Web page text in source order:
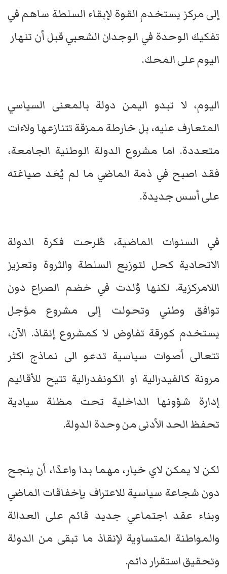
إلى مركز يستخدم القوة لإبقاء السلطة ساهم في
تفكيك الوحدة في الوجدان الشعبي قبل أن تنهار
اليوم على المحك.
اليوم، لا تبدو اليمن دولة بالمعنى السياسي
المتعارف عليه، بل خارطة ممزقة تتنازعها ولاءات
متعددة. اما مشروع الدولة الوطنية الجامعة،
فقد اصبح في ذمة الماضي ما لم يُعَد صياغته
على أسس جديدة.
في السنوات الماضية، طُرحت فكرة الدولة
الاتحادية كحل لتوزيع السلطة والثروة وتعزيز
اللامركزية. لكنها وُلدت في خضم الصراع دون
توافق وطني وتحولت إلى مشروع مؤجل
يستخدم كورقة تفاوض لا كمشروع إنقاذ. الآن،
تتعالى أصوات سياسية تدعو الى نماذج اكثر
مرونة كالفيدرالية او الكونفدرالية تتيح للأقاليم
إدارة شؤونها الداخلية تحت مظلة سيادية
تحفظ الحد الأدنى من وحدة الدولة.
لكن لا يمكن لاي خيار، مهما بدا واعدًا، أن ينجح
دون شجاعة سياسية للاعتراف بإخفاقات الماضي
وبناء عقد اجتماعي جديد قائم على العدالة
والمواطنة المتساوية لإنقاذ ما تبقى من الدولة
وتحقيق استقرار دائم.